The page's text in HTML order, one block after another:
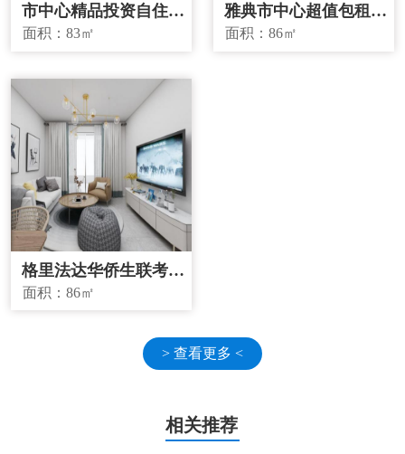
市中心精品投资自住两
宜房源
面积：83㎡
雅典市中心超值包租房
源
面积：86㎡
格里法达华侨生联考学
校学区房
面积：86㎡
> 查看更多 <
相关推荐